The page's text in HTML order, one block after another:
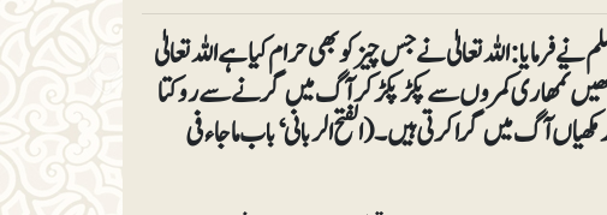
اللہ تعالیٰ نے جس چیز کو بھی حرام کیا ہے اللہ تعالیٰ
تمھاری کمروں سے پکڑ پکڑ کر آگ میں گرنے سے روکتا
میں گرا کرتی ہیں۔ (الفتح الربانی‘ باب ماجاء فی